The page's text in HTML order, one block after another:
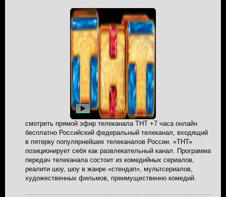
смотреть прямой эфир телеканала ТНТ +7 часа онлайн
бесплатно Российский федеральный телеканал, входящий
в пятерку популярнейших телеканалов России. «ТНТ»
позиционирует себя как развлекательный канал. Программа
передач телеканала состоит из комедийных сериалов,
реалити шоу, шоу в жанре «стендап», мультсериалов,
художественных фильмов, преимущественно комедий.